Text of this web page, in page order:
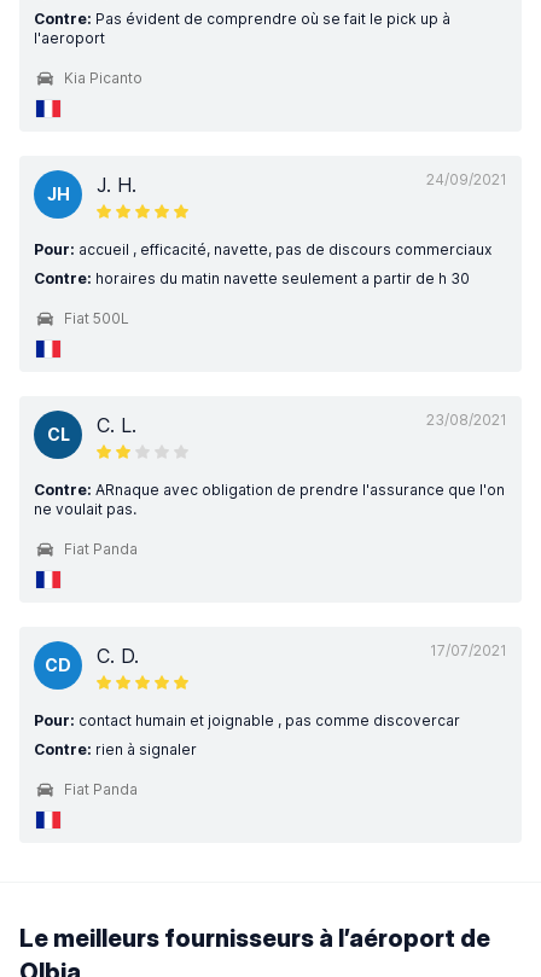
Contre: Pas évident de comprendre où se fait le pick up à
l'aeroport
Kia Picanto
24/09/2021
JH J. H.
Pour: accueil , efficacité, navette, pas de discours commerciaux
Contre: horaires du matin navette seulement a partir de h 30
Fiat 500L
23/08/2021
CL C. L.
Contre: ARnaque avec obligation de prendre l'assurance que l'on
ne voulait pas.
Fiat Panda
17/07/2021
CD C. D.
Pour: contact humain et joignable , pas comme discovercar
Contre: rien à signaler
Fiat Panda
Le meilleurs fournisseurs à l’aéroport de